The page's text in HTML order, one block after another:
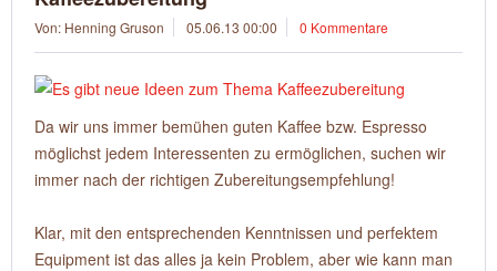
Von: Henning Gruson 05.06.13 00:00 0 Kommentare
Da wir uns immer bemühen guten Kaffee bzw. Espresso
möglichst jedem Interessenten zu ermöglichen, suchen wir
immer nach der richtigen Zubereitungsempfehlung!
Klar, mit den entsprechenden Kenntnissen und perfektem
Equipment ist das alles ja kein Problem, aber wie kann man